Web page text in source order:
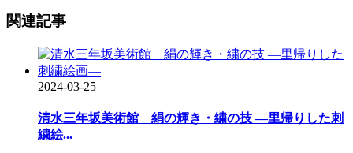
ン
関連記事
2024-03-25
清水三年坂美術館 絹の輝き・繍の技 —里帰りした刺
繍絵...